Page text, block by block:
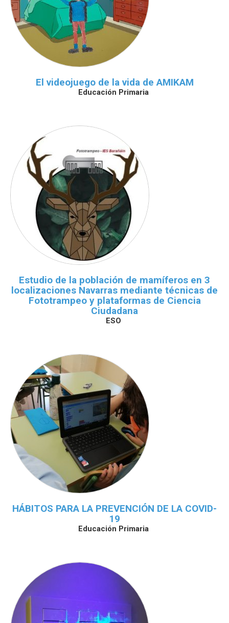
El videojuego de la vida de AMIKAM
Educación Primaria
Estudio de la población de mamíferos en 3
localizaciones Navarras mediante técnicas de
Fototrampeo y plataformas de Ciencia
Ciudadana
ESO
HÁBITOS PARA LA PREVENCIÓN DE LA COVID-
19
Educación Primaria